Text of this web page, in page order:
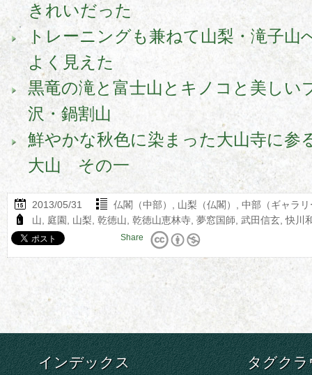
きれいだった
トレーニングも兼ねて山梨・滝子山
よく見えた
黒竜の滝と富士山とキノコと美し
沢・鍋割山
鮮やかな秋色に染まった大山寺に参
大山 その一
2013/05/31 仏閣（中部） 山梨（仏閣）
中部（ギャラリ
山
庭園 山梨 乾徳山 乾徳山恵林寺 夢窓国師 武田信玄 ,快川
Share
インデックス タグクラ